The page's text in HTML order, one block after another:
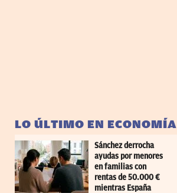
LO ÚLTIMO EN ECONOMÍA
Sánchez derrocha
ayudas por menores
en familias con
rentas de 50.000 €
mientras España